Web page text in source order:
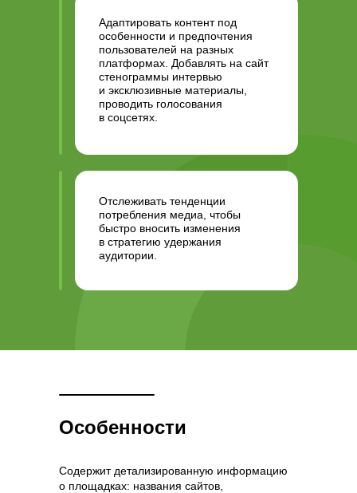
Адаптировать контент под
особенности и предпочтения
пользователей на разных
платформах. Добавлять на сайт
стенограммы интервью
и эксклюзивные материалы,
проводить голосования
в соцсетях.
Отслеживать тенденции
потребления медиа, чтобы
быстро вносить изменения
в стратегию удержания
аудитории.
Содержит детализированную информацию
о площадках: названия сайтов,
Особенности